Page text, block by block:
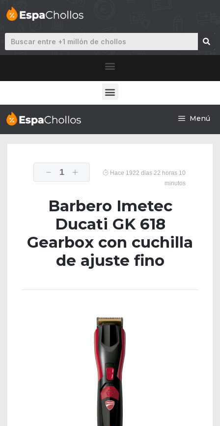
Menú
1
Hace 1922 dias 22 horas 10
minutos
Barbero Imetec
Ducati GK 618
Gearbox con cuchilla
de ajuste fino